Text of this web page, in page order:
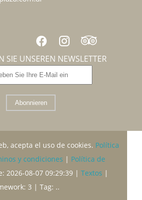
SIE UNSEREN NEWSLETTER
Abonnieren
acepta el uso de cookies. Política
y condiciones | Política de
2026-08-07 09:29:39 | Textos |
3 | Tag: ..